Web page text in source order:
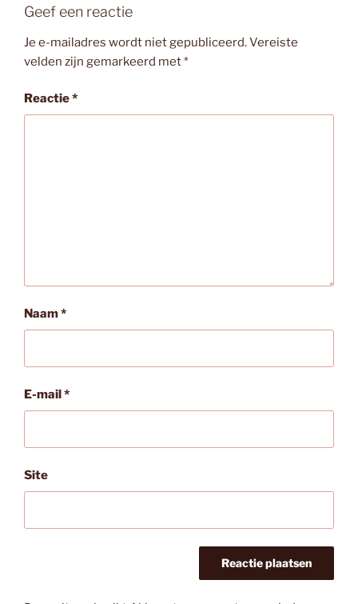
Geef een reactie
Je e-mailadres wordt niet gepubliceerd.Vereiste
velden zijn gemarkeerd met*
Reactie*
Naam*
E-mail*
Site